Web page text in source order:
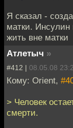
Я сказал -
матки.
жить вне матки
Атлетыч »
#412 | 08.05.08
Кому: Orient,
> Человек
смерти.